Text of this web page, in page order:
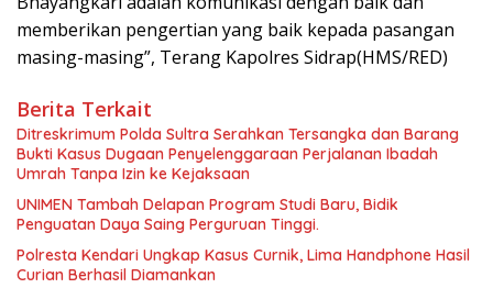
memberikan pengertian yang baik kepada pasangan
masing-masing”, Terang Kapolres Sidrap(HMS/RED)
Berita Terkait
Ditreskrimum Polda Sultra Serahkan Tersangka dan Barang
Bukti Kasus Dugaan Penyelenggaraan Perjalanan Ibadah
Umrah Tanpa Izin ke Kejaksaan
UNIMEN Tambah Delapan Program Studi Baru, Bidik
Penguatan Daya Saing Perguruan Tinggi.
Polresta Kendari Ungkap Kasus Curnik, Lima Handphone Hasil
Curian Berhasil Diamankan